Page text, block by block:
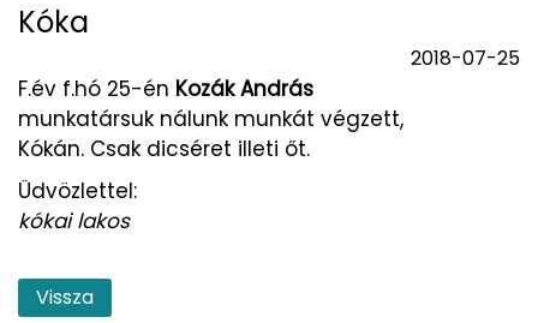
Kóka
2018-07-25
F.év f.hó 25-én Kozák András
munkatársuk nálunk munkát végzett,
Kókán. Csak dicséret illeti őt.
Üdvözlettel:
kókai lakos
Vissza